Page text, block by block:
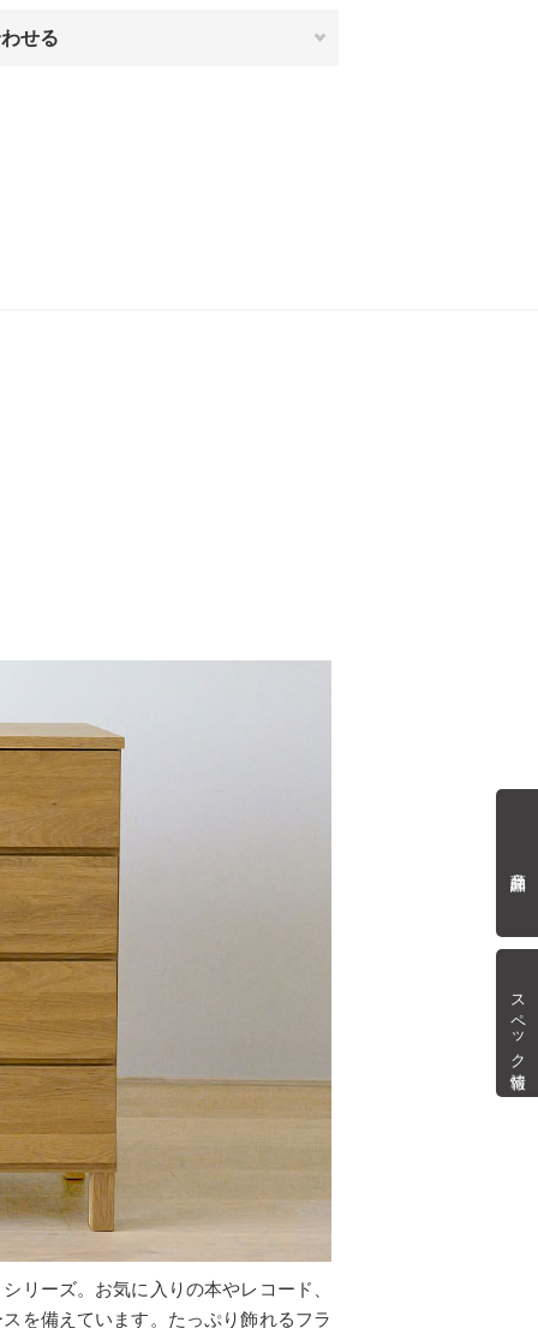
スペック情報
せる
リーズ。お気に入りの本やレコード、
を備えています。たっぷり飾れるフラ